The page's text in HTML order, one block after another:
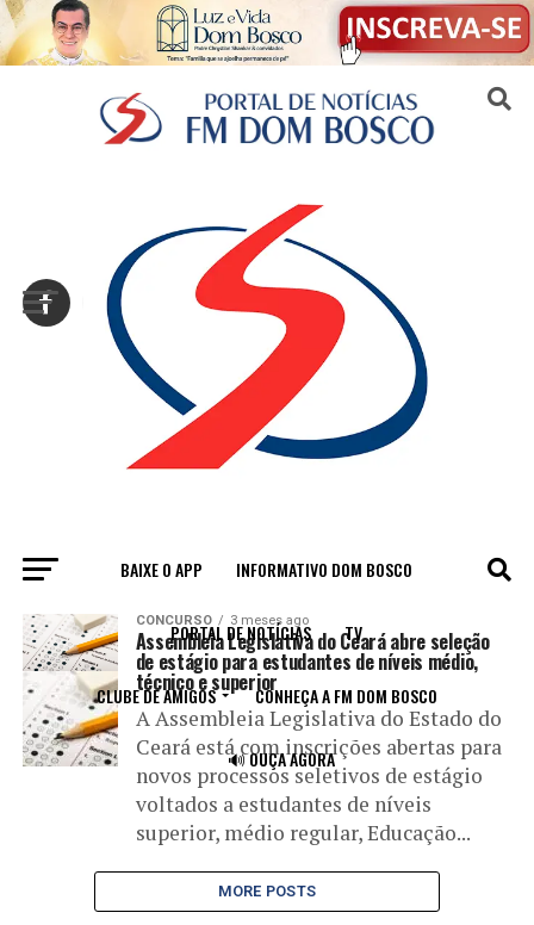
BAIXE O APP INFORMATIVO DOM BOSCO
PORTAL DE NOTÍCIAS TV
CLUBE DE AMIGOS CONHEÇA A FM DOM BOSCO
🔊 OUÇA AGORA
All posts tagged "superior"
CONCURSO 3 meses ago
Assembleia Legislativa do Ceará abre seleção
de estágio para estudantes de níveis médio,
técnico e superior
A Assembleia Legislativa do Estado do
Ceará está com inscrições abertas para
novos processos seletivos de estágio
voltados a estudantes de níveis
superior, médio regular, Educação...
MORE POSTS
Sair da versão mobile